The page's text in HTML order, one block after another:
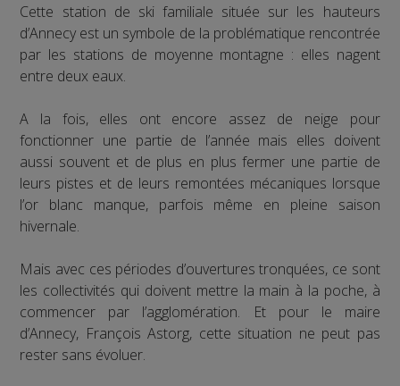
Cette station de ski familiale située sur les hauteurs
d’Annecy est un symbole de la problématique rencontrée
par les stations de moyenne montagne : elles nagent
entre deux eaux.
A la fois, elles ont encore assez de neige pour
fonctionner une partie de l’année mais elles doivent
aussi souvent et de plus en plus fermer une partie de
leurs pistes et de leurs remontées mécaniques lorsque
l’or blanc manque, parfois même en pleine saison
hivernale.
Mais avec ces périodes d’ouvertures tronquées, ce sont
les collectivités qui doivent mettre la main à la poche, à
commencer par l’agglomération. Et pour le maire
d’Annecy, François Astorg, cette situation ne peut pas
rester sans évoluer.